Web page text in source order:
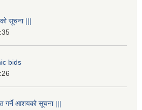
सूचना |||
bids
गर्ने आशयको सूचना |||